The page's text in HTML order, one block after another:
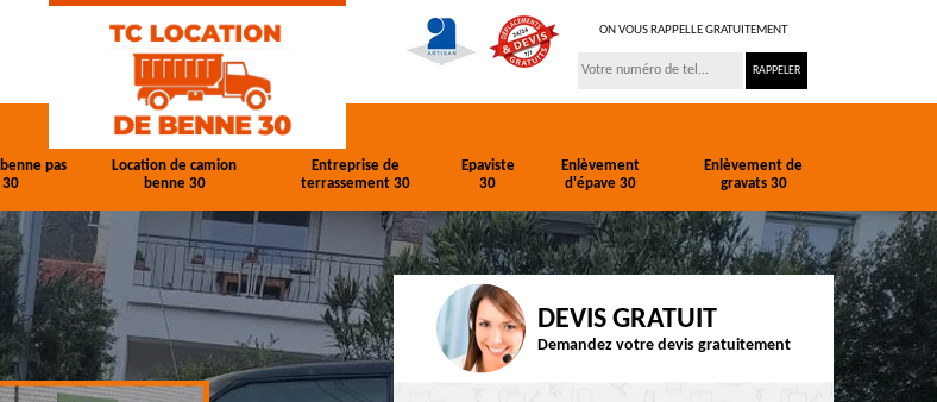
ON VOUS RAPPELLE GRATUITEMENT
pas
30
Location de camion
benne 30
Entreprise de
terrassement 30
Epaviste
30
Enlèvement
d'épave 30
Enlèvement de
gravats 30
DEVIS GRATUIT
Demandez votre devis gratuitement